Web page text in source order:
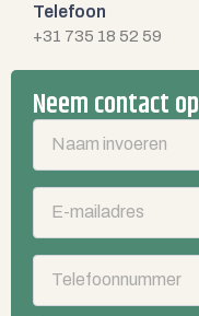
Telefoon
+31 735 18 52 59
Neem contact op